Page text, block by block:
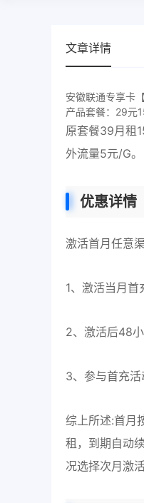
文章详情
安徽联通专享卡
产品套餐：29元
原套餐39月租
外流量5元/G。
优惠详情
激活首月任意
1、激活当月首
2、激活后48
3、参与首充
综上所述:首月
租，到期自动
况选择次月激活